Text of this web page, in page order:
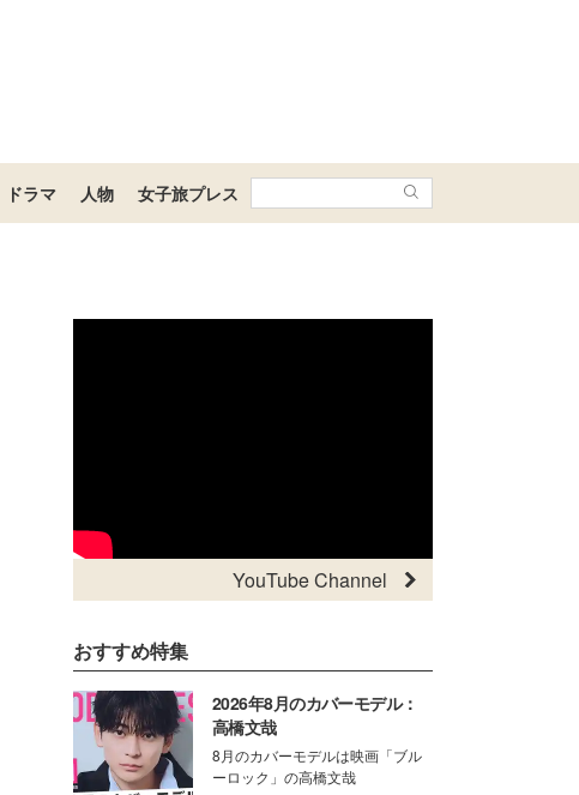
ドラマ 人物 女子旅プレス
YouTube Channel
おすすめ特集
2026年8月のカバーモデル：
高橋文哉
8月のカバーモデルは映画「ブル
ーロック」の高橋文哉